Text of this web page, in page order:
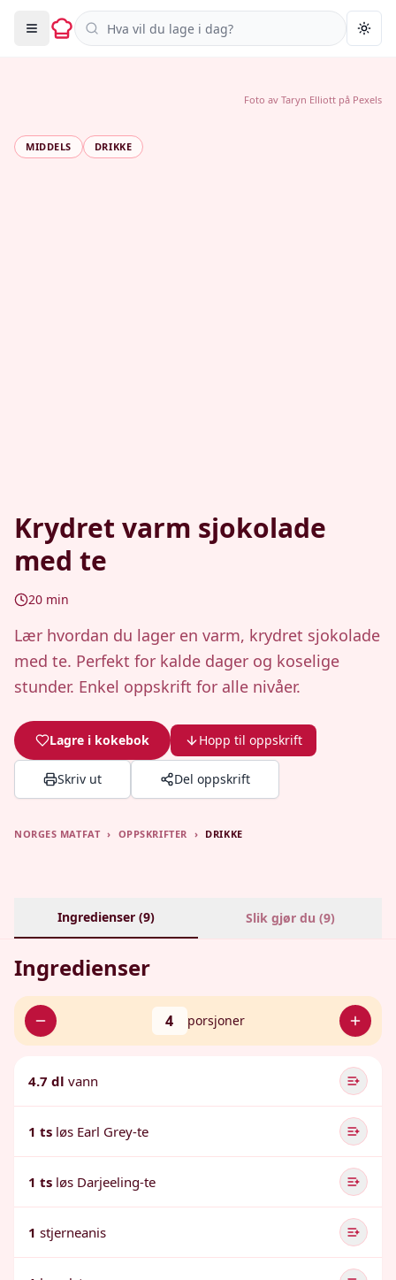
Søk i oppskrifter
MIDDELS DRIKKE
Krydret varm sjokolade
med te
20 min
Lær hvordan du lager en varm, krydret sjokolade
med te. Perfekt for kalde dager og koselige
stunder. Enkel oppskrift for alle nivåer.
Lagre i kokebok Hopp til oppskrift
Skriv ut Del oppskrift
Foto av Taryn Elliott på Pexels
NORGES MATFAT › OPPSKRIFTER › DRIKKE
Ingredienser (9) Slik gjør du (9)
Ingredienser
4 porsjoner
4.7 dl vann
1 ts løs Earl Grey-te
1 ts løs Darjeeling-te
1 stjerneanis